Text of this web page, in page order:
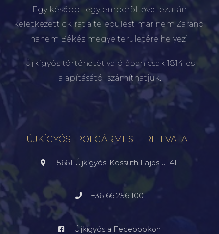
Egy későbbi, egy emberöltővel ezután
keletkezett okirat a települést már nem Zaránd,
hanem Békés megye területére helyezi.
Újkígyós történetét valójában csak 1814-es
alapításától számíthatjuk.
ÚJKÍGYÓSI POLGÁRMESTERI HIVATAL
5661 Újkígyós, Kossuth Lajos u. 41.
+36 66 256 100
Újkígyós a Fecebookon